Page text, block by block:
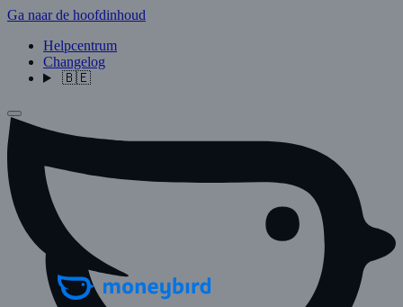
Ga naar de hoofdinhoud
Helpcentrum
Changelog
🇧🇪